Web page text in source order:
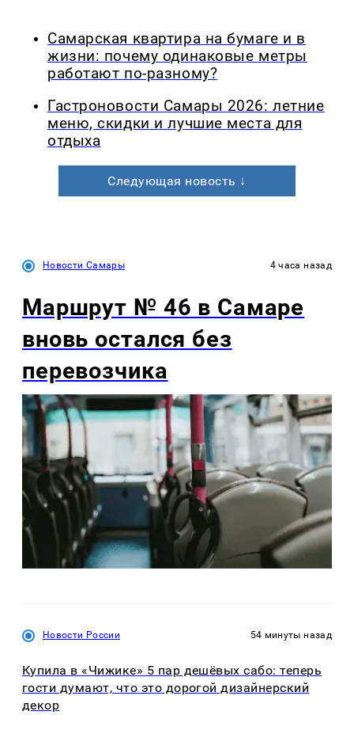
Самарская квартира на бумаге и в
жизни: почему одинаковые метры
работают по-разному?
Гастроновости Самары 2026: летние
меню, скидки и лучшие места для
отдыха
Следующая новость ↓
Новости Самары 4 часа назад
Маршрут № 46 в Самаре
вновь остался без
перевозчика
Новости России 54 минуты назад
Купила в «Чижике» 5 пар дешёвых сабо: теперь
гости думают, что это дорогой дизайнерский
декор